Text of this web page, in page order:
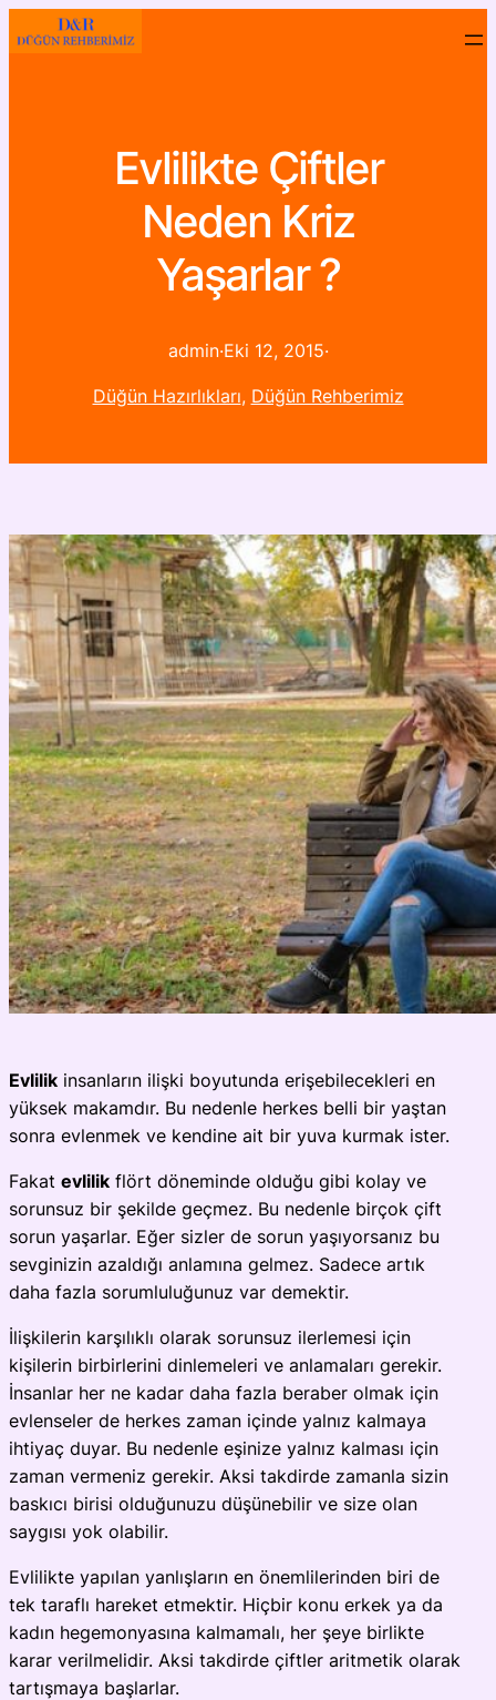
Evlilikte Çiftler
Neden Kriz
Yaşarlar ?
admin·Eki 12, 2015·
Düğün Hazırlıkları, Düğün Rehberimiz
Evlilik insanların ilişki boyutunda erişebilecekleri en
yüksek makamdır. Bu nedenle herkes belli bir yaştan
sonra evlenmek ve kendine ait bir yuva kurmak ister.
Fakat evlilik flört döneminde olduğu gibi kolay ve
sorunsuz bir şekilde geçmez. Bu nedenle birçok çift
sorun yaşarlar. Eğer sizler de sorun yaşıyorsanız bu
sevginizin azaldığı anlamına gelmez. Sadece artık
daha fazla sorumluluğunuz var demektir.
İlişkilerin karşılıklı olarak sorunsuz ilerlemesi için
kişilerin birbirlerini dinlemeleri ve anlamaları gerekir.
İnsanlar her ne kadar daha fazla beraber olmak için
evlenseler de herkes zaman içinde yalnız kalmaya
ihtiyaç duyar. Bu nedenle eşinize yalnız kalması için
zaman vermeniz gerekir. Aksi takdirde zamanla sizin
baskıcı birisi olduğunuzu düşünebilir ve size olan
saygısı yok olabilir.
Evlilikte yapılan yanlışların en önemlilerinden biri de
tek taraflı hareket etmektir. Hiçbir konu erkek ya da
kadın hegemonyasına kalmamalı, her şeye birlikte
karar verilmelidir. Aksi takdirde çiftler aritmetik olarak
tartışmaya başlarlar.